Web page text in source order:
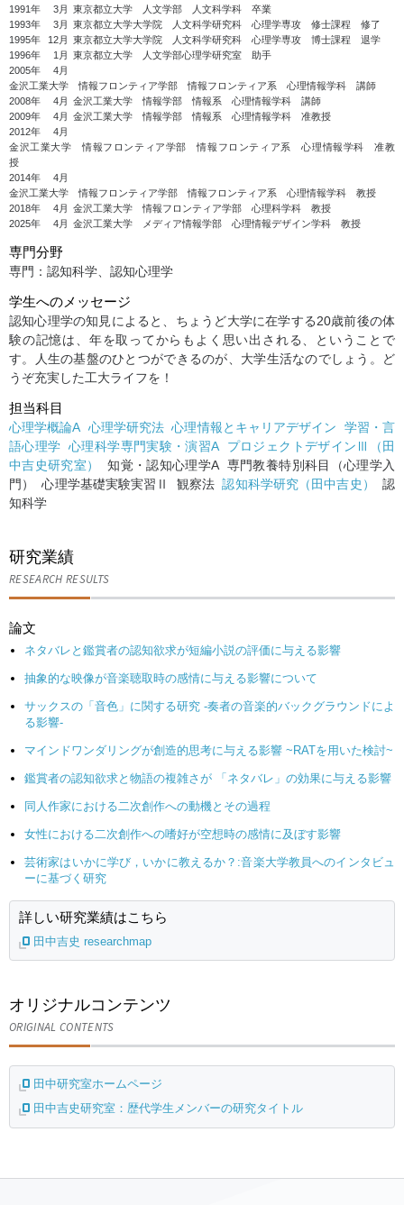
1991年
3月 東京都立大学 人文学部 人文科学科 卒業
1993年
3月 東京都立大学大学院 人文科学研究科 心理学専攻 修士課程 修了
1995年
12月 東京都立大学大学院 人文科学研究科 心理学専攻 博士課程 退学
1996年
1月 東京都立大学 人文学部心理学研究室 助手
2005年
4月
金沢工業大学 情報フロンティア学部 情報フロンティア系 心理情報学科 講師
2008年
4月 金沢工業大学 情報学部 情報系 心理情報学科 講師
2009年
4月 金沢工業大学 情報学部 情報系 心理情報学科 准教授
2012年
4月
金沢工業大学 情報フロンティア学部 情報フロンティア系 心理情報学科 准教
授
2014年
4月
金沢工業大学 情報フロンティア学部 情報フロンティア系 心理情報学科 教授
2018年
4月 金沢工業大学 情報フロンティア学部 心理科学科 教授
2025年
4月 金沢工業大学 メディア情報学部 心理情報デザイン学科 教授
専門分野
専門：認知科学、認知心理学
学生へのメッセージ
認知心理学の知見によると、ちょうど大学に在学する20歳前後の体
験の記憶は、年を取ってからもよく思い出される、ということで
す。人生の基盤のひとつができるのが、大学生活なのでしょう。ど
うぞ充実した工大ライフを！
担当科目
心理学概論A 心理学研究法 心理情報とキャリアデザイン
学習・言
語心理学 心理科学専門実験・演習A
プロジェクトデザインⅢ（田
中吉史研究室）
知覚・認知心理学A 専門教養特別科目（心理学入
門） 心理学基礎実験実習Ⅱ 観察法認知科学研究（田中吉史）
認
知科学
研究業績
RESEARCH RESULTS
論文
ネタバレと鑑賞者の認知欲求が短編小説の評価に与える影響
抽象的な映像が音楽聴取時の感情に与える影響について
サックスの「音色」に関する研究 -奏者の音楽的バックグラウンドによ
る影響-
マインドワンダリングが創造的思考に与える影響 ~RATを用いた検討~
鑑賞者の認知欲求と物語の複雑さが 「ネタバレ」の効果に与える影響
同人作家における二次創作への動機とその過程
女性における二次創作への嗜好が空想時の感情に及ぼす影響
芸術家はいかに学び，いかに教えるか？:音楽大学教員へのインタビュ
ーに基づく研究
詳しい研究業績はこちら
田中吉史 researchmap
オリジナルコンテンツ
ORIGINAL CONTENTS
田中研究室ホームページ
田中吉史研究室：歴代学生メンバーの研究タイトル